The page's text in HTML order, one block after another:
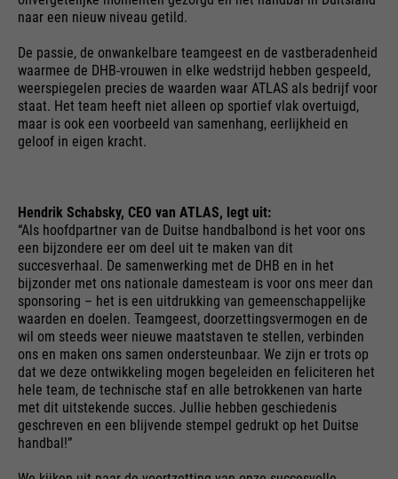
doel
van deze website. Deze
uw bezoek aan de website
aangenaam en vloeiend te
maken: ze stellen de website in
staat u te herkennen en zo uw
sessie open te houden. Wanneer
het gebruikers-ID opgeslagen
als een gecodeerde waarde (de
zogenaamde "hash-waarde")
voor de overeenkomstige
database-invoer van de
gebruiker.
Naam
PHPSESSID
leverancier
Einde sessie
leverancier
Google Analytics
looptijd
24 maanden
sessies.
Naam
__utmb
leverancier
Google Analytics
looptijd
30 dagen
doel
Wordt gebruikt om nieuwe
sessies en bezoeken te bepalen.
wanneer gegevens naar Google
Externe media
We gebruiken Google Maps op deze website. Hierdoor
kunnen we u interactieve kaarten rechtstreeks op de
Naam
NID
leverancier
Google Maps
looptijd
6 maanden
doel
Gebruikt om Google Maps-
inhoud te ontgrendelen. Cookies
worden opgenomen in
verzoeken die browsers naar
Google-websites verzenden.
Cookie-informatie
Externe Inhalte
naar een nieuw niveau getild.
De passie, de onwankelbare teamgeest en de vastberadenheid
waarmee de DHB-vrouwen in elke wedstrijd hebben gespeeld,
weerspiegelen precies de waarden waar ATLAS als bedrijf voor
staat. Het team heeft niet alleen op sportief vlak overtuigd,
maar is ook een voorbeeld van samenhang, eerlijkheid en
geloof in eigen kracht.
Hendrik Schabsky, CEO van ATLAS, legt uit:
“Als hoofdpartner van de Duitse handbalbond is het voor ons
een bijzondere eer om deel uit te maken van dit
succesverhaal. De samenwerking met de DHB en in het
bijzonder met ons nationale damesteam is voor ons meer dan
sponsoring – het is een uitdrukking van gemeenschappelijke
waarden en doelen. Teamgeest, doorzettingsvermogen en de
wil om steeds weer nieuwe maatstaven te stellen, verbinden
ons en maken ons samen ondersteunbaar. We zijn er trots op
dat we deze ontwikkeling mogen begeleiden en feliciteren het
hele team, de technische staf en alle betrokkenen van harte
met dit uitstekende succes. Jullie hebben geschiedenis
geschreven en een blijvende stempel gedrukt op het Duitse
handbal!”